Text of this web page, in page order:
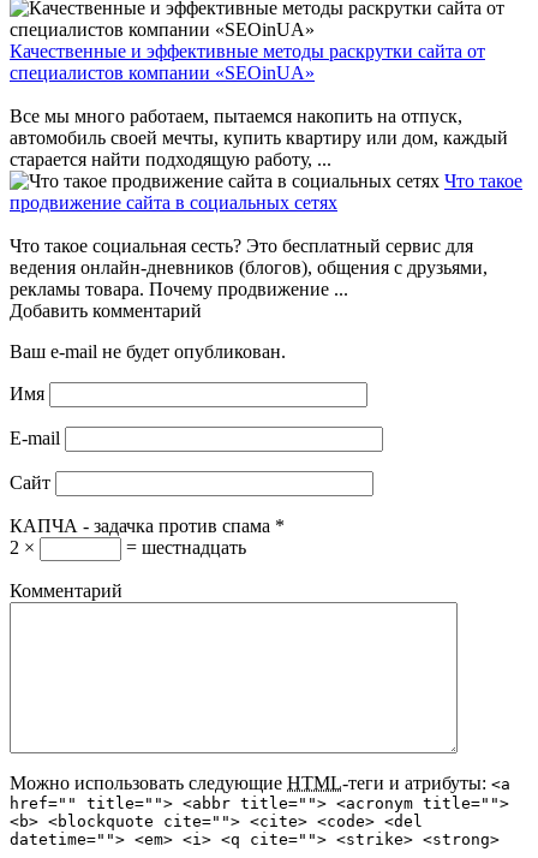
Качественные и эффективные методы раскрутки сайта от
специалистов компании «SEOinUA»
Все мы много работаем, пытаемся накопить на отпуск,
автомобиль своей мечты, купить квартиру или дом, каждый
старается найти подходящую работу, ...
Что такое
продвижение сайта в социальных сетях
Что такое социальная сесть? Это бесплатный сервис для
ведения онлайн-дневников (блогов), общения с друзьями,
рекламы товара. Почему продвижение ...
Добавить комментарий
Ваш e-mail не будет опубликован.
Имя
E-mail
Сайт
КАПЧА - задачка против спама *
2 ×
= шестнадцать
Комментарий
Можно использовать следующие HTML-теги и атрибуты: <a
href="" title=""> <abbr title=""> <acronym title="">
<b> <blockquote cite=""> <cite> <code> <del
datetime=""> <em> <i> <q cite=""> <strike> <strong>